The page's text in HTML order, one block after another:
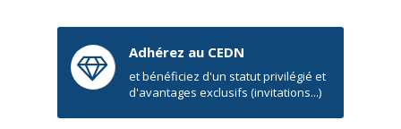
Adhérez au CEDN
et bénéficiez d'un statut privilégié et
d'avantages exclusifs (invitations...)